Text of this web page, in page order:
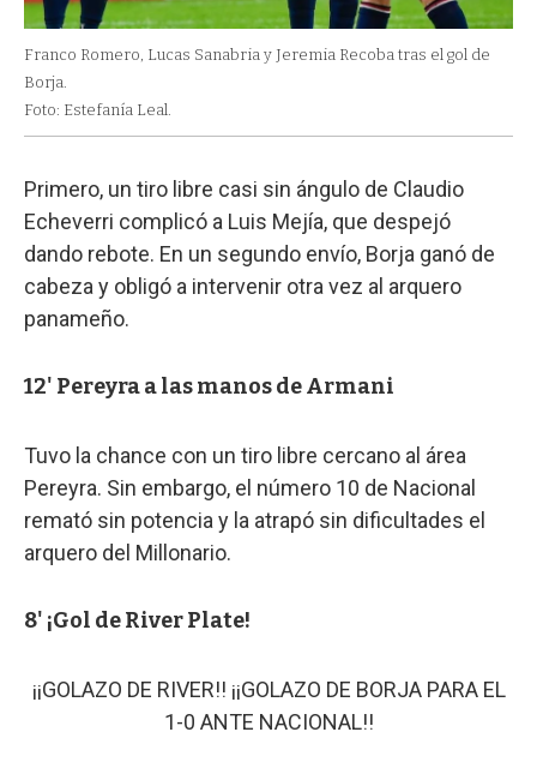
Franco Romero, Lucas Sanabria y Jeremia Recoba tras el gol de
Borja.
Foto: Estefanía Leal.
Primero, un tiro libre casi sin ángulo de Claudio
Echeverri complicó a Luis Mejía, que despejó
dando rebote. En un segundo envío, Borja ganó de
cabeza y obligó a intervenir otra vez al arquero
panameño.
12' Pereyra a las manos de Armani
Tuvo la chance con un tiro libre cercano al área
Pereyra. Sin embargo, el número 10 de Nacional
remató sin potencia y la atrapó sin dificultades el
arquero del Millonario.
8' ¡Gol de River Plate!
¡¡GOLAZO DE RIVER!! ¡¡GOLAZO DE BORJA PARA EL
1-0 ANTE NACIONAL!!